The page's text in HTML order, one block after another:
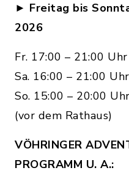
► Freitag bis
2026
Fr. 17:00 – 21:00 Uhr
Sa. 16:00 – 21:00 Uhr
So. 15:00 – 20:00 Uhr
(vor dem Rathaus)
VÖHRINGER
PROGRAMM U. A.: